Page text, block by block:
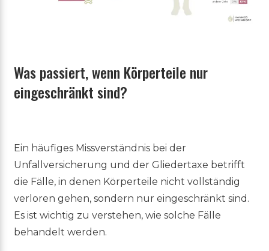
Was passiert, wenn Körperteile nur
eingeschränkt sind?
Ein häufiges Missverständnis bei der
Unfallversicherung und der Gliedertaxe betrifft
die Fälle, in denen Körperteile nicht vollständig
verloren gehen, sondern nur eingeschränkt sind.
Es ist wichtig zu verstehen, wie solche Fälle
behandelt werden.